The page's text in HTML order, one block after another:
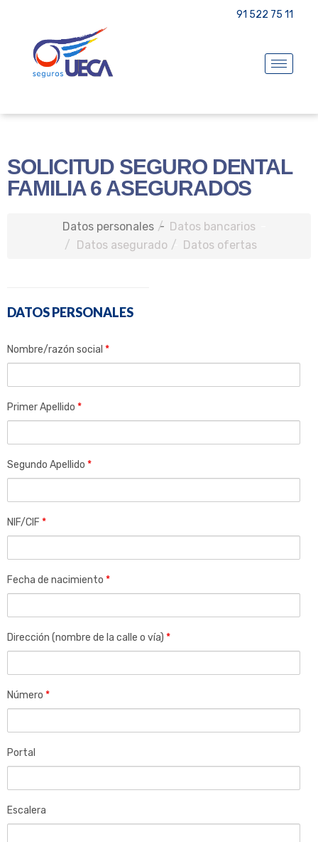
91 522 75 11
SOLICITUD SEGURO DENTAL
FAMILIA 6 ASEGURADOS
Datos personales
Datos bancarios
Datos asegurado
Datos ofertas
DATOS PERSONALES
Nombre/razón social *
Primer Apellido *
Segundo Apellido *
NIF/CIF *
Fecha de nacimiento *
Dirección (nombre de la calle o vía) *
Número *
Portal
Escalera